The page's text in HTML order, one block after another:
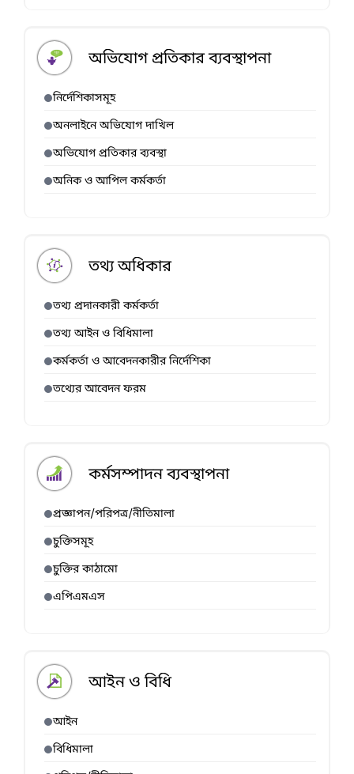
অভিযোগ প্রতিকার ব্যবস্থাপনা
নির্দেশিকাসমূহ
অনলাইনে অভিযোগ দাখিল
অভিযোগ প্রতিকার ব্যবস্থা
অনিক ও আপিল কর্মকর্তা
তথ্য অধিকার
তথ্য প্রদানকারী কর্মকর্তা
তথ্য আইন ও বিধিমালা
কর্মকর্তা ও আবেদনকারীর নির্দেশিকা
তথ্যের আবেদন ফরম
কর্মসম্পাদন ব্যবস্থাপনা
প্রজ্ঞাপন/পরিপত্র/নীতিমালা
চুক্তিসমূহ
চুক্তির কাঠামো
এপিএমএস
আইন ও বিধি
আইন
বিধিমালা